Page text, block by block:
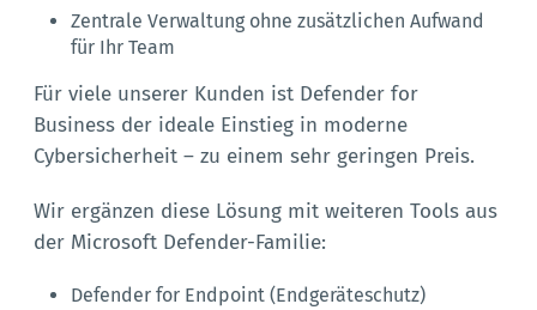
Zentrale Verwaltung ohne zusätzlichen Aufwand
für Ihr Team
Für viele unserer Kunden ist Defender for
Business der ideale Einstieg in moderne
Cybersicherheit – zu einem sehr geringen Preis.
Wir ergänzen diese Lösung mit weiteren Tools aus
der Microsoft Defender-Familie:
Defender for Endpoint (Endgeräteschutz)